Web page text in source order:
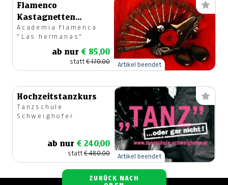
Flamenco
Kastagnetten
Anfängerkurs
Academia flamenca
"Las hermanas"
ab nur € 85,00
statt€ 170,00 Artikel beendet
Hochzeitstanzkurs
Tanzschule
Schweighofer
ab nur € 240,00
statt€ 480,00 Artikel beendet
ZURÜCK NACH